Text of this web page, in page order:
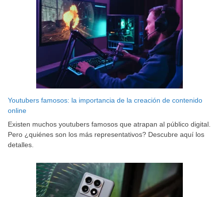
Youtubers famosos: la importancia de la creación de contenido
online
Existen muchos youtubers famosos que atrapan al público digital.
Pero ¿quiénes son los más representativos? Descubre aquí los
detalles.